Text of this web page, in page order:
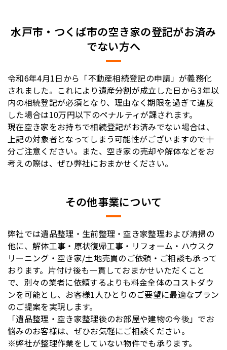
水戸市・つくば市の空き家の登記がお済み
でない方へ
令和6年4月1日から「不動産相続登記の申請」が義務化
されました。これにより遺産分割が成立した日から3年以
内の相続登記が必須となり、理由なく期限を過ぎて違反
した場合は10万円以下のペナルティが課されます。
現在空き家をお持ちで相続登記がお済みでない場合は、
上記の対象者となってしまう可能性がございますので十
分ご注意ください。また、空き家の売却や解体などをお
考えの際は、ぜひ弊社におまかせください。
その他事業について
弊社では遺品整理・生前整理・空き家整理および清掃の
他に、解体工事・原状復帰工事・リフォーム・ハウスク
リーニング・空き家/土地売買のご依頼・ご相談も承って
おります。片付け後も一貫しておまかせいただくこと
で、別々の業者に依頼するよりも料金全体のコストダウ
ンを可能とし、お客様1人ひとりのご要望に最適なプラン
のご提案を実現します。
「遺品整理・空き家整理後のお部屋や建物の今後」でお
悩みのお客様は、ぜひお気軽にご相談ください。
※弊社が整理作業をしていない物件でも承ります。